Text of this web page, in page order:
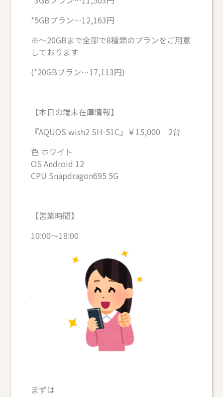
*5GBプラン…12,163円
※～20GBまで全部で8種類のプランをご用意
しております
(*20GBプラン…17,113円)
【本日の端末在庫情報】
『AQUOS wish2 SH-51C』￥15,000 2台
色 ホワイト
OS Android 12
CPU Snapdragon695 5G
【営業時間】
10:00～18:00
まずは